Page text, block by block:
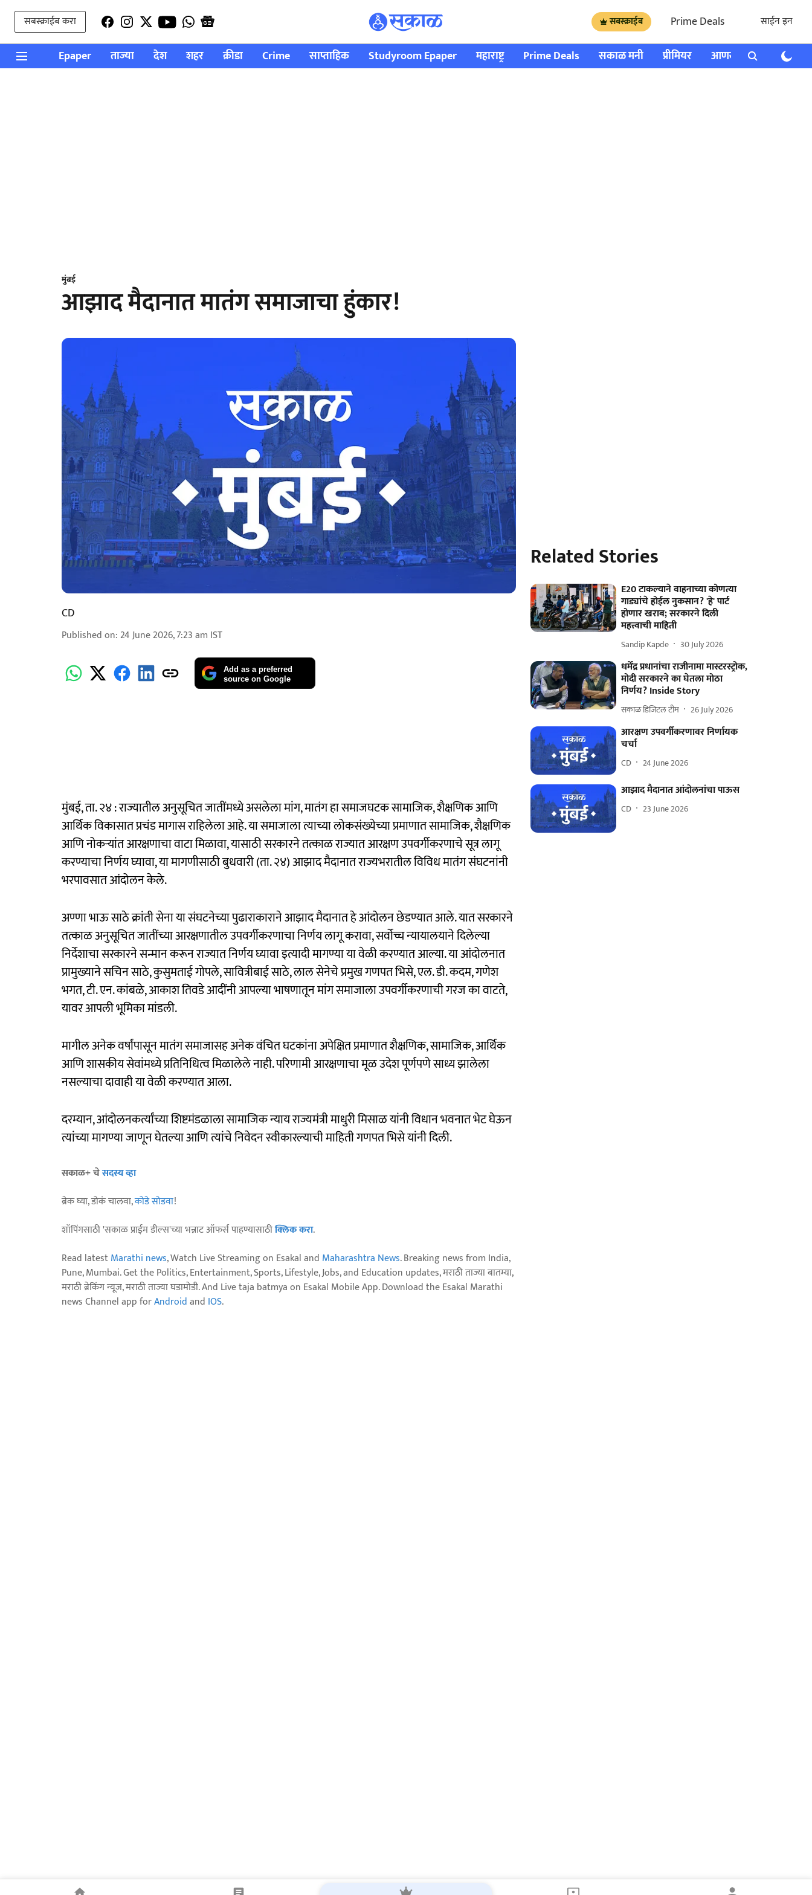
सबस्क्राईब करा सबस्क्राईब Prime Deals साईन इन
Epaper ताज्या देश शहर क्रीडा Crime साप्ताहिक Studyroom Epaper महाराष्ट्र Prime Deals सकाळ मनी प्रीमियर आणखी राशी भविष्य
मुंबई
आझाद मैदानात मातंग समाजाचा हुंकार!
CD
Published on: 24 June 2026, 7:23 am IST
Add as a preferred
source on Google
मुंबई, ता. २४ : राज्यातील अनुसूचित जातींमध्ये असलेला मांग, मातंग हा समाजघटक सामाजिक, शैक्षणिक आणि
आर्थिक विकासात प्रचंड मागास राहिलेला आहे. या समाजाला त्याच्या लोकसंख्येच्या प्रमाणात सामाजिक, शैक्षणिक
आणि नोकऱ्यांत आरक्षणाचा वाटा मिळावा, यासाठी सरकारने तत्काळ राज्यात आरक्षण उपवर्गीकरणाचे सूत्र लागू
करण्याचा निर्णय घ्यावा, या मागणीसाठी बुधवारी (ता. २४) आझाद मैदानात राज्यभरातील विविध मातंग संघटनांनी
भरपावसात आंदोलन केले.
अण्णा भाऊ साठे क्रांती सेना या संघटनेच्या पुढाराकाराने आझाद मैदानात हे आंदोलन छेडण्यात आले. यात सरकारने
तत्काळ अनुसूचित जातींच्या आरक्षणातील उपवर्गीकरणाचा निर्णय लागू करावा, सर्वोच्च न्यायालयाने दिलेल्या
निर्देशाचा सरकारने सन्मान करून राज्यात निर्णय घ्यावा इत्यादी मागण्या या वेळी करण्यात आल्या. या आंदोलनात
प्रामुख्याने सचिन साठे, कुसुमताई गोपले, सावित्रीबाई साठे, लाल सेनेचे प्रमुख गणपत भिसे, एल. डी. कदम, गणेश
भगत, टी. एन. कांबळे, आकाश तिवडे आदींनी आपल्या भाषणातून मांग समाजाला उपवर्गीकरणाची गरज का वाटते,
यावर आपली भूमिका मांडली.
मागील अनेक वर्षांपासून मातंग समाजासह अनेक वंचित घटकांना अपेक्षित प्रमाणात शैक्षणिक, सामाजिक, आर्थिक
आणि शासकीय सेवांमध्ये प्रतिनिधित्व मिळालेले नाही. परिणामी आरक्षणाचा मूळ उदेश पूर्णपणे साध्य झालेला
नसल्याचा दावाही या वेळी करण्यात आला.
दरम्यान, आंदोलनकर्त्यांच्या शिष्टमंडळाला सामाजिक न्याय राज्यमंत्री माधुरी मिसाळ यांनी विधान भवनात भेट घेऊन
त्यांच्या मागण्या जाणून घेतल्या आणि त्यांचे निवेदन स्वीकारल्याची माहिती गणपत भिसे यांनी दिली.
सकाळ+ चेसदस्य व्हा
ब्रेक घ्या, डोकं चालवा,कोडे सोडवा!
शॉपिंगसाठी 'सकाळ प्राईम डील्स'च्या भन्नाट ऑफर्स पाहण्यासाठीक्लिक करा.
Read latestMarathi news, Watch Live Streaming on Esakal and Maharashtra News. Breaking news from India,
Pune, Mumbai. Get the Politics, Entertainment, Sports, Lifestyle, Jobs, and Education updates, मराठी ताज्या बातम्या,
मराठी ब्रेकिंग न्यूज, मराठी ताज्या घडामोडी. And Live taja batmya on Esakal Mobile App. Download the Esakal Marathi
news Channel app forAndroidand IOS.
Related Stories
E20 टाकल्याने वाहनाच्या कोणत्या
गाड्यांचे होईल नुकसान? 'हे' पार्ट
होणार खराब; सरकारने दिली
महत्त्वाची माहिती
Sandip Kapde 30 July 2026
धर्मेंद्र प्रधानांचा राजीनामा मास्टरस्ट्रोक,
मोदी सरकारने का घेतला मोठा
निर्णय? Inside Story
सकाळ डिजिटल टीम 26 July 2026
आरक्षण उपवर्गीकरणावर निर्णायक
चर्चा
CD 24 June 2026
आझाद मैदानात आंदोलनांचा पाऊस
CD 23 June 2026